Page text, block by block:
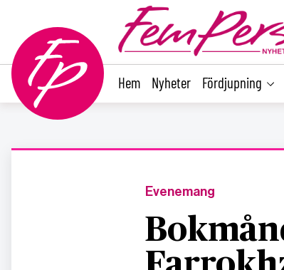
Hem Nyheter Fördjupning
Evenemang